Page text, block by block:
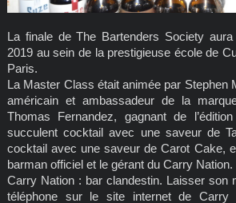
La finale de The Bartenders Society
2019 au sein de la prestigieuse école de
Paris.
La Master Class était animée par Stephen
américain et ambassadeur de la
Thomas Fernandez, gagnant de
succulent cocktail avec une saveur de
cocktail avec une saveur de Carot Cake,
barman officiel et le gérant du Carry Nation.
Carry Nation : bar clandestin. Laisser son
téléphone sur le site internet de Carry